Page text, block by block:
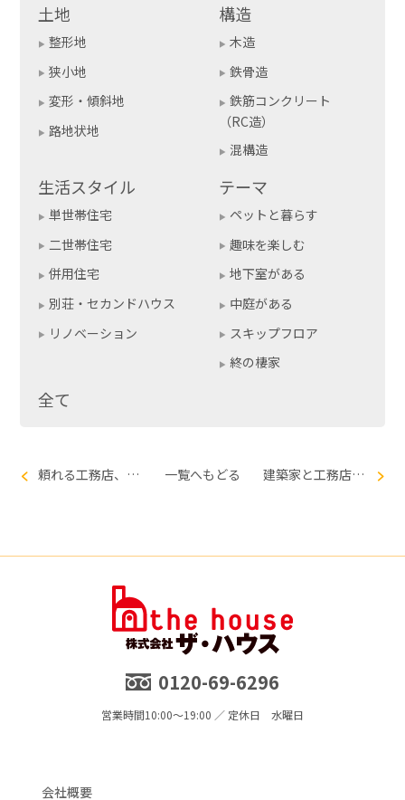
土地
整形地
狭小地
変形・傾斜地
路地状地
構造
木造
鉄骨造
鉄筋コンクリート
（RC造）
混構造
生活スタイル
単世帯住宅
二世帯住宅
併用住宅
別荘・セカンドハウス
リノベーション
テーマ
ペットと暮らす
趣味を楽しむ
地下室がある
中庭がある
スキップフロア
終の棲家
全て
頼れる工務店、チームで造る家づくりを実感 一覧へもどる 建築家と工務店のマッチングが生み出したミラクル！
0120-69-6296
営業時間10:00～19:00 ／ 定休日 水曜日
会社概要